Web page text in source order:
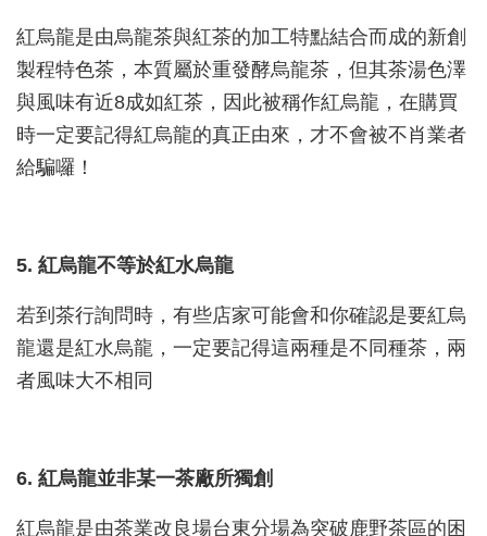
紅烏龍是由烏龍茶與紅茶的加工特點結合而成的新創
製程特色茶，本質屬於重發酵烏龍茶，但其茶湯色澤
與風味有近8成如紅茶，因此被稱作紅烏龍，在購買
時一定要記得紅烏龍的真正由來，才不會被不肖業者
給騙囉！
5. 紅烏龍不等於紅水烏龍
若到茶行詢問時，有些店家可能會和你確認是要紅烏
龍還是紅水烏龍，一定要記得這兩種是不同種茶，兩
者風味大不相同
6. 紅烏龍並非某一茶廠所獨創
紅烏龍是由茶業改良場台東分場為突破鹿野茶區的困